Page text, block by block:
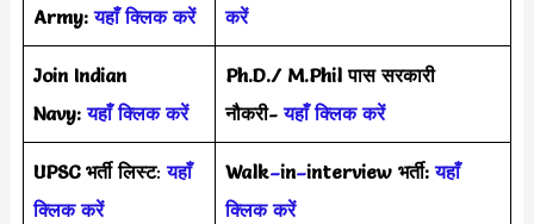
Army:यहाँ क्लिक करें
करें
Join Indian
Navy:यहाँ क्लिक करें
Ph.D./ M.Phil पास सरकारी
नौकरी- यहाँ क्लिक करें
UPSC भर्ती लिस्ट:यहाँ
क्लिक करें
Walk–in–interview भर्ती:यहाँ
क्लिक करें